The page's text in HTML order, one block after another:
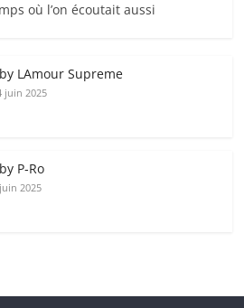
où l’on écoutait aussi
LAmour Supreme
juin 2025
P‑Ro
2025